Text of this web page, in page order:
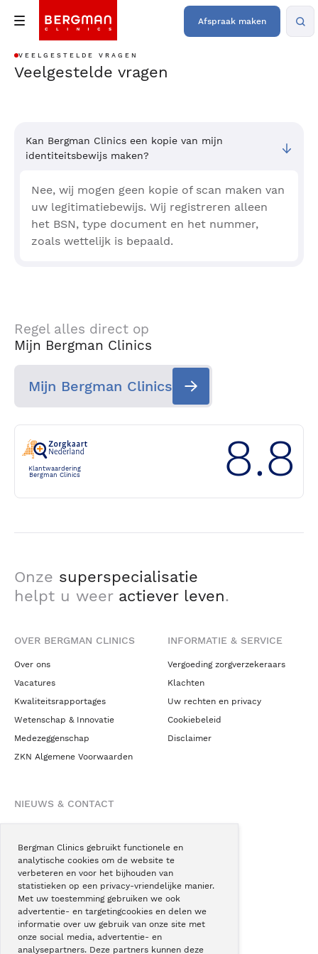
Bergman Clinics gebruikt functionele en
analytische cookies om de website te
verbeteren en voor het bijhouden van
statistieken op een privacy-vriendelijke manier.
Met uw toestemming gebruiken we ook
advertentie- en targetingcookies en delen we
informatie over uw gebruik van onze site met
onze social media, advertentie- en
analysepartners. Deze partners kunnen deze
Afspraak maken
VEELGESTELDE VRAGEN
Veelgestelde vragen
Kan Bergman Clinics een kopie van mijn
identiteitsbewijs maken?
Nee, wij mogen geen kopie of scan maken van
uw legitimatiebewijs. Wij registreren alleen
het BSN, type document en het nummer,
zoals wettelijk is bepaald.
Regel alles direct op
Mijn Bergman Clinics
Mijn Bergman Clinics
Klantwaardering
Bergman Clinics
8.8
Onze superspecialisatie
helpt u weer actiever leven.
OVER BERGMAN CLINICS
Over ons
Vacatures
Kwaliteitsrapportages
Wetenschap & Innovatie
Medezeggenschap
ZKN Algemene Voorwaarden
INFORMATIE & SERVICE
Vergoeding zorgverzekeraars
Klachten
Uw rechten en privacy
Cookiebeleid
Disclaimer
NIEUWS & CONTACT
Blogs
Podcast
Pressroom
Instagram
Facebook
LinkedIn